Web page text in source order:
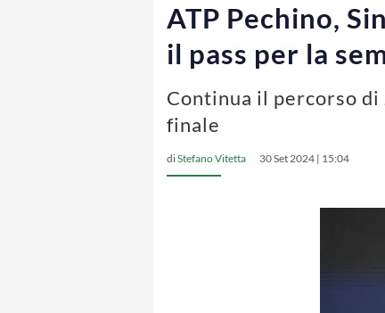
ATP Pechino,
il pass per la
Continua il percorso
finale
diStefano Vitetta 30 Set 2024 | 15:04